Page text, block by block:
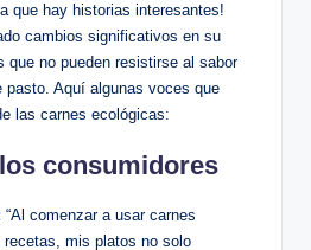
que hay historias interesantes!
cambios significativos en su
que no pueden resistirse al sabor
pasto. Aquí algunas voces que
las carnes ecológicas:
consumidores
“Al comenzar a usar carnes
mis platos no solo